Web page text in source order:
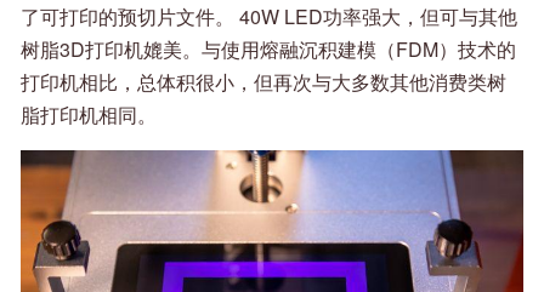
了可打印的预切片文件。 40W LED功率强大，但可与其他
树脂3D打印机媲美。与使用熔融沉积建模（FDM）技术的
打印机相比，总体积很小，但再次与大多数其他消费类树
脂打印机相同。